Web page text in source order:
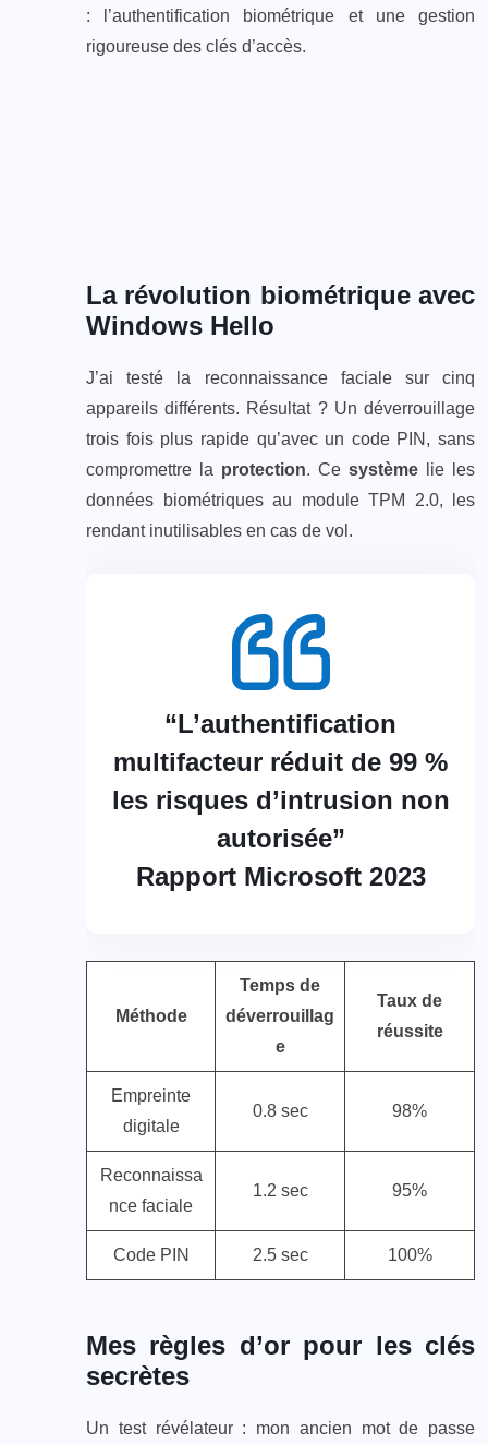
: l’authentification biométrique et une gestion
rigoureuse des clés d’accès.
La révolution biométrique avec
Windows Hello
J’ai testé la reconnaissance faciale sur cinq
appareils différents. Résultat ? Un déverrouillage
trois fois plus rapide qu’avec un code PIN, sans
compromettre la protection. Ce système lie les
données biométriques au module TPM 2.0, les
rendant inutilisables en cas de vol.
“L’authentification
multifacteur réduit de 99 %
les risques d’intrusion non
autorisée”
Rapport Microsoft 2023
Méthode
Temps de
déverrouillag
e
Taux de
réussite
Empreinte
digitale
0.8 sec 98%
Reconnaissa
nce faciale
1.2 sec 95%
Code PIN 2.5 sec 100%
Mes règles d’or pour les clés
secrètes
Un test révélateur : mon ancien mot de passe